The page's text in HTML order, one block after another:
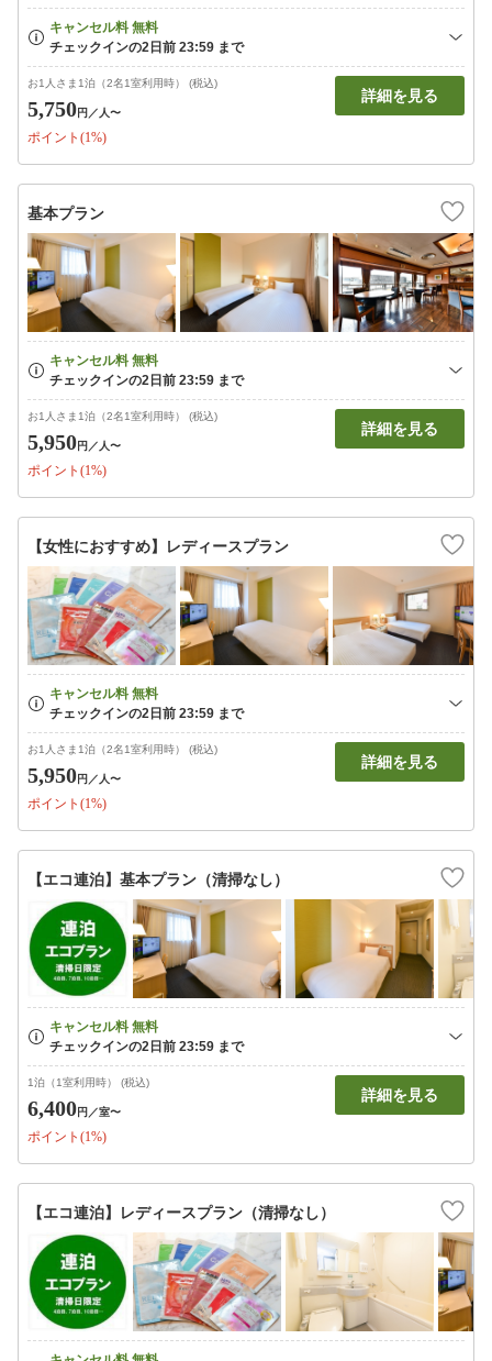
お1人さま1泊（2名1室利用時） (税込)
5,750円 ／人〜
ポイント(1%)
詳細を見る
基本プラン
お1人さま1泊（2名1室利用時） (税込)
5,950円 ／人〜
ポイント(1%)
詳細を見る
【女性におすすめ】レディースプラン
お1人さま1泊（2名1室利用時） (税込)
5,950円 ／人〜
ポイント(1%)
詳細を見る
【エコ連泊】基本プラン（清掃なし）
1泊（1室利用時） (税込)
6,400円 ／室〜
ポイント(1%)
詳細を見る
【エコ連泊】レディースプラン（清掃なし）